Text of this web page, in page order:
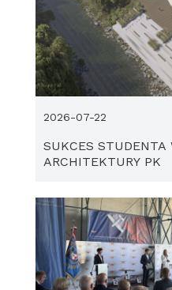
SUKCES STUDENTA
ARCHITEKTURY PK
2026-07-22